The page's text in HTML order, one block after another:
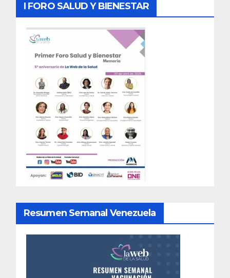
I FORO SALUD Y BIENESTAR
Resumen Semanal Venezuela